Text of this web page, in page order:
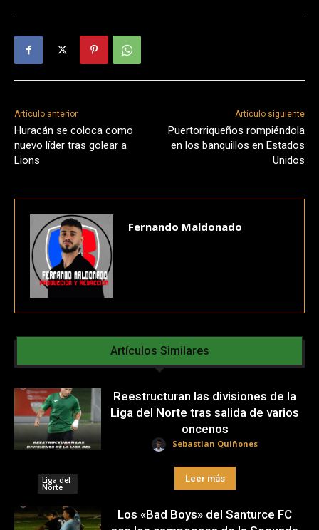
Artículo anterior
Huracán se coloca como
nuevo líder tras golear a
Lions
Artículo siguiente
Puertorriqueños rompiéndola
en los banquillos en Estados
Unidos
Fernando Maldonado
Artículos Similares
Liga del
Norte
Reestructuran las divisiones de la
Liga del Norte tras salida de varios
oncenos
Sebastian Quiñones
Leer más
Los «Bad Boys» del Santurce FC